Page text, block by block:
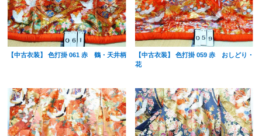
【中古衣装】 色打掛 061 赤 鶴・天井柄
【中古衣装】 色打掛 059 赤 おしどり・
花